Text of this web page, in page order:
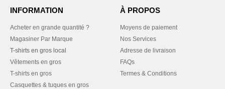
INFORMATION
Acheter en grande quantité ?
Magasiner Par Marque
T-shirts en gros local
Vêtements en gros
T-shirts en gros
Casquettes & tuques en gros
À PROPOS
Moyens de paiement
Nos Services
Adresse de livraison
FAQs
Termes & Conditions